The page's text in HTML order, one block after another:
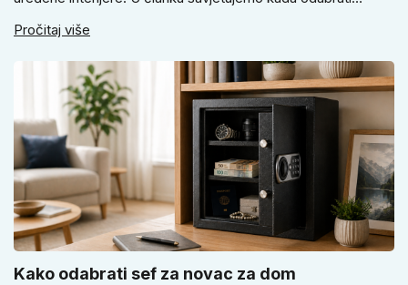
i kako birati između okrugle i kvadratne rozete prema stilu
Pročitaj više
Kako odabrati sef za novac za dom